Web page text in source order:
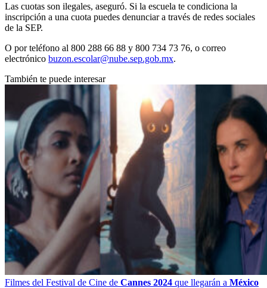
Las cuotas son ilegales, aseguró. Si la escuela te condiciona la
inscripción a una cuota puedes denunciar a través de redes sociales
de la SEP.
O por teléfono al 800 288 66 88 y 800 734 73 76, o correo
electrónico buzon.escolar@nube.sep.gob.mx.
También te puede interesar
Filmes del Festival de Cine de Cannes 2024 que llegarán a México